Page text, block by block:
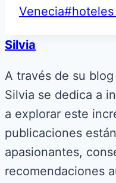
Venecia#
Silvia
A través de su
Silvia se dedica a
a explorar este
publicaciones
apasionantes,
recomendaciones